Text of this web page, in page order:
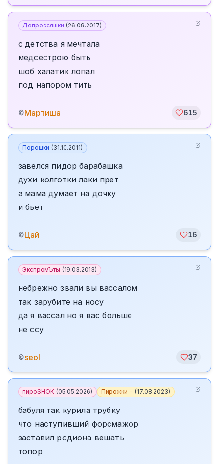
Депрессяшки (26.09.2017)
с детства я мечтала
медсестрою быть
шоб халатик лопал
под напором тить
©Мартиша 615
Порошки (31.10.2011)
завелся пидор барабашка
духи колготки лаки прет
а мама думает на дочку
и бьет
©Цай 16
ЭкспромЪты (19.03.2013)
небрежно звали вы вассалом
так зарубите на носу
да я вассал но я вас больше
не ссу
©seol 37
пироSHOK (05.05.2026) Пирожки + (17.08.2023)
бабуля так курила трубку
что наступивший форсмажор
заставил родиона вешать
топор